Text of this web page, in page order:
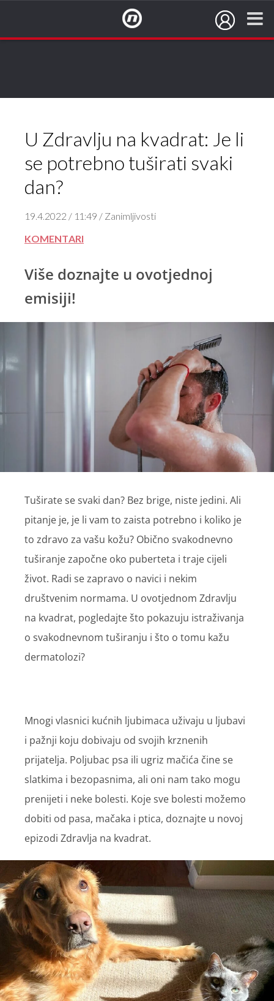
U Zdravlju na kvadrat: Je li
se potrebno tuširati svaki
dan?
19.4.2022 / 11:49 / Zanimljivosti
KOMENTARI
Više doznajte u ovotjednoj
emisiji!
Tuširate se svaki dan? Bez brige, niste jedini. Ali
pitanje je, je li vam to zaista potrebno i koliko je
to zdravo za vašu kožu? Obično svakodnevno
tuširanje započne oko puberteta i traje cijeli
život. Radi se zapravo o navici i nekim
društvenim normama. U ovotjednom Zdravlju
na kvadrat, pogledajte što pokazuju istraživanja
o svakodnevnom tuširanju i što o tomu kažu
dermatolozi?
Mnogi vlasnici kućnih ljubimaca uživaju u ljubavi
i pažnji koju dobivaju od svojih krznenih
prijatelja. Poljubac psa ili ugriz mačića čine se
slatkima i bezopasnima, ali oni nam tako mogu
prenijeti i neke bolesti. Koje sve bolesti možemo
dobiti od pasa, mačaka i ptica, doznajte u novoj
epizodi Zdravlja na kvadrat.